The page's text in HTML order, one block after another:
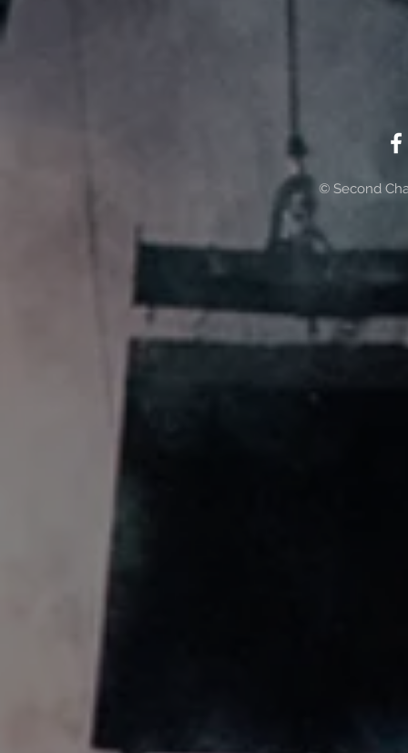
© Second